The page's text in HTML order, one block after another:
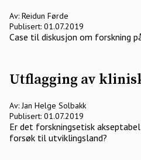
Av: Reidun Førde
Publisert: 01.07.2019
Case til diskusjon om forskning
Utflagging av
Av: Jan Helge Solbakk
Publisert: 01.07.2019
Er det forskningsetisk
forsøk til utviklingsland?